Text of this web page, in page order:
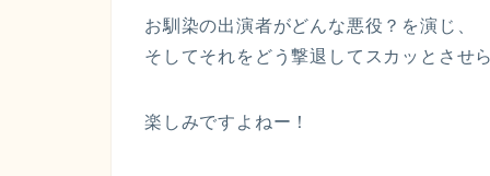
お馴染の出演者がどんな悪役？を演じ、
そしてそれをどう撃退してスカッとさせ
楽しみですよねー！